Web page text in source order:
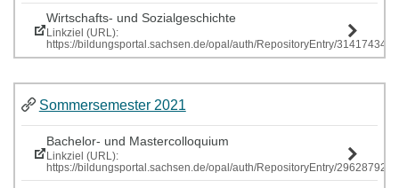
Wirtschafts- und Sozialgeschichte
Linkziel (URL):
https://bildungsportal.sachsen.de/opal/auth/RepositoryEntry/
Sommersemester 2021
Bachelor- und Mastercolloquium
Linkziel (URL):
https://bildungsportal.sachsen.de/opal/auth/RepositoryEntry/